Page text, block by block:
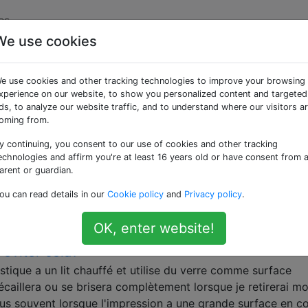
«hbp»
ou aluminium?
à nettoyer, facile à travailler. L'aluminium permet
lit avec un capteur inductif et distribue la chaleur un
imprimez principalement de l'ABS et du PLA, lequel est le
chauffant continue de s'écailler et de se
cela?
a un lit chauffé et utilise du verre comme surface
ou se brisera complètement lorsque je retirerai
souvent lorsque l'impression a une grande surface en
use cookies
use cookies and other tracking technologies to improve your browsing
on our website, to show you personalized content and targeted
to analyze our website traffic, and to understand where our visitors
from.
continuing, you consent to our use of cookies and other tracking
and affirm you're at least 16 years old or have consent from a
or guardian.
can read details in our Cookie policy and Privacy policy.
OK, enter website!